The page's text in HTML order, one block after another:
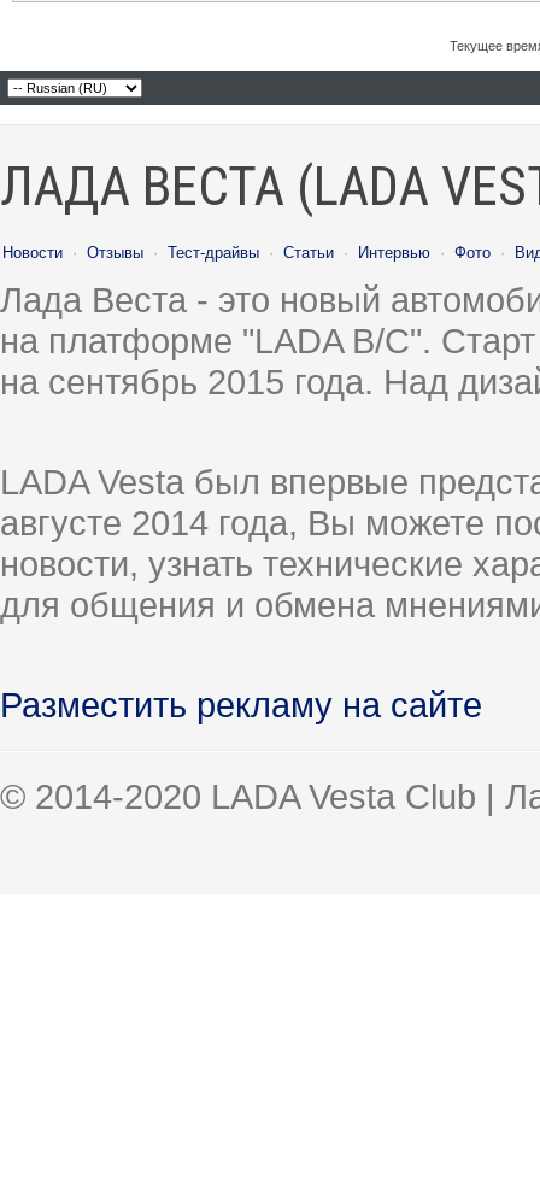
Текущее
ЛАДА ВЕСТА (LADA
Новости · Отзывы · Тест-драйвы · Статьи · Интервью · Фото ·
Лада Веста - это новый
на платформе "LADA B/C".
на сентябрь 2015 года. Над
LADA Vesta был впервые
августе 2014 года, Вы можете
новости, узнать технические
для общения и обмена
Разместить рекламу на сайте
© 2014-2020 LADA Vesta Club |